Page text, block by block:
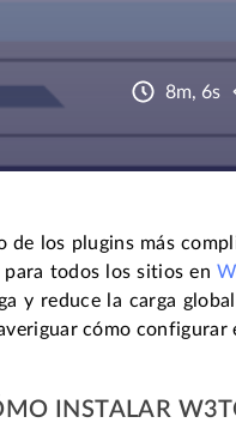
8m, 6s
de los plugins más
para todos los sitios en
y reduce la carga
cómo configurar
INSTALAR